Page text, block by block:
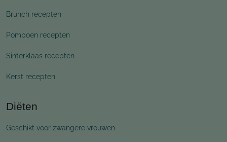
Brunch recepten
Pompoen recepten
Sinterklaas recepten
Kerst recepten
Diëten
Geschikt voor zwangere vrouwen